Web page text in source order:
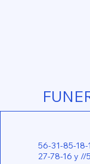
56-31-85-
27-78-16 y //